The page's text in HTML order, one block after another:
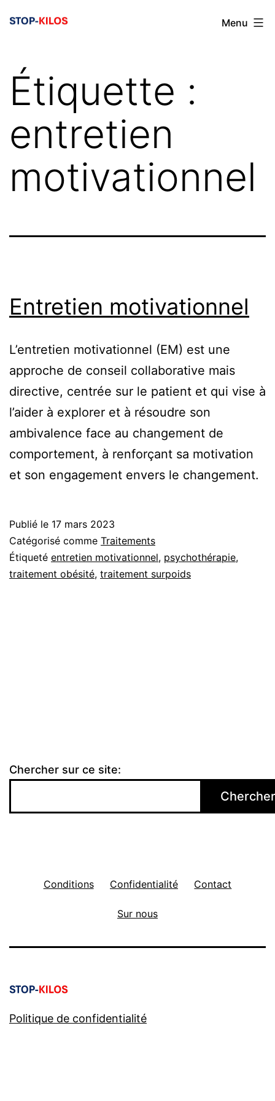
Menu
Étiquette :
entretien
motivationnel
Entretien motivationnel
L’entretien motivationnel (EM) est une
approche de conseil collaborative mais
directive, centrée sur le patient et qui vise à
l’aider à explorer et à résoudre son
ambivalence face au changement de
comportement, à renforçant sa motivation
et son engagement envers le changement.
Publié le 17 mars 2023
Catégorisé comme Traitements
Étiqueté entretien motivationnel, psychothérapie,
traitement obésité, traitement surpoids
Chercher sur ce site:
Chercher
Conditions Confidentialité Contact
Sur nous
Politique de confidentialité